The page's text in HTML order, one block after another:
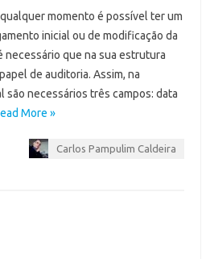
momento é possível ter um
inicial ou de modificação da
necessário que na sua estrutura
de auditoria. Assim, na
necessários três campos: data
More »
Carlos Pampulim Caldeira